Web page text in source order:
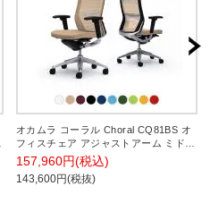
オカムラ コーラル Choral CQ81BS オ
フィスチェア アジャストアーム ミドル
バック アルミ脚 ランバー付き 背メッ
シュ 座面クッション ポリッシュフレー
ム ブラックボディ
157,960円(税込)
143,600円(税抜)